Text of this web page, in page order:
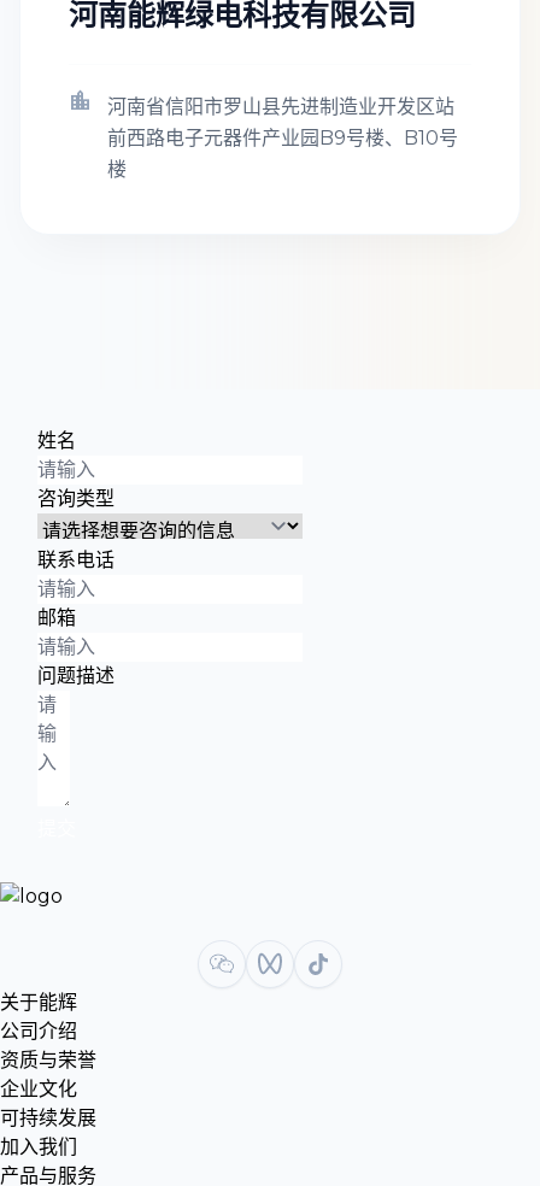
河南能辉绿电科技有限公司

河南省信阳市罗山县先进制造业开发区站
前西路电子元器件产业园B9号楼、B10号
楼
姓名
咨询类型
联系电话
邮箱
问题描述
关于能辉
公司介绍
资质与荣誉
企业文化
可持续发展
加入我们
产品与服务